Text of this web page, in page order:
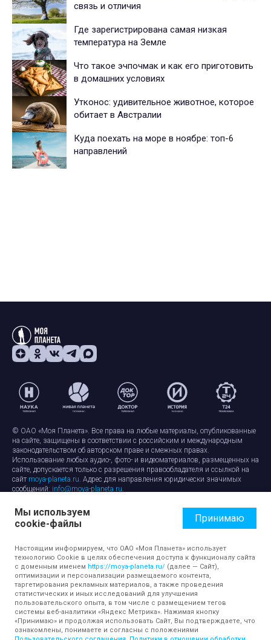
связь и отличия
Где зарегистрирована самая низкая
температура на Земле
Что такое эчпочмак и как его приготовить
в домашних условиях
Утконос: удивительное животное, которое
обитает в Австралии
Куда поехать на море в ноябре: топ-6
направлений
© ОАО «Моя Планета». Все права на любые материалы, опубликованные
на сайте, защищены в соответствии с российским и международным
законодательством об авторском праве и смежных правах.
Использование любых аудио-, фото- и видеоматериалов, размещенных на
сайте, допускается только с разрешения правообладателя и ссылкой на
сайт moya-planeta.ru. Адрес для направления юридически значимых
сообщений: info@moya-planeta.ru.
Правила сайтаРабота с cookie-файлами
Защита персональных данных
Обработка персональных данных
Мы используем
cookie-файлы
Принимаю
Настоящим информируем, что ОАО «Моя Планета» использует
технологию Cookie в целях обеспечения доступа к функционалу сайта
с доменным именем https://moya-planeta.ru/ (далее — Сайт),
оптимизации и персонализации размещаемого контента,
таргетирования рекламных материалов, а также проведения
статистических и иных исследований для улучшения
пользовательского опыта, в том числе с размещением тегов
системы веб-аналитики «Яндекс Метрика». Нажимая кнопку
«Принимаю» и продолжая использовать Сайт, Вы подтверждаете, что
ознакомлены, понимаете и согласны с положениями